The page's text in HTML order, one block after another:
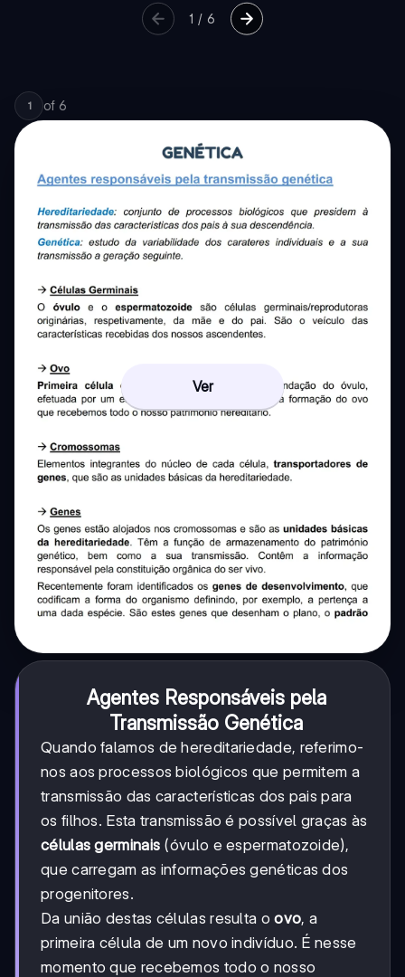
1 /6
1 of 6
Ver
Agentes Responsáveis pela
Transmissão Genética
Quando falamos de hereditariedade, referimo-
nos aos processos biológicos que permitem a
transmissão das características dos pais para
os filhos. Esta transmissão é possível graças às
células germinais (óvulo e espermatozoide),
que carregam as informações genéticas dos
progenitores.
Da união destas células resulta oovo, a
primeira célula de um novo indivíduo. É nesse
momento que recebemos todo o nosso